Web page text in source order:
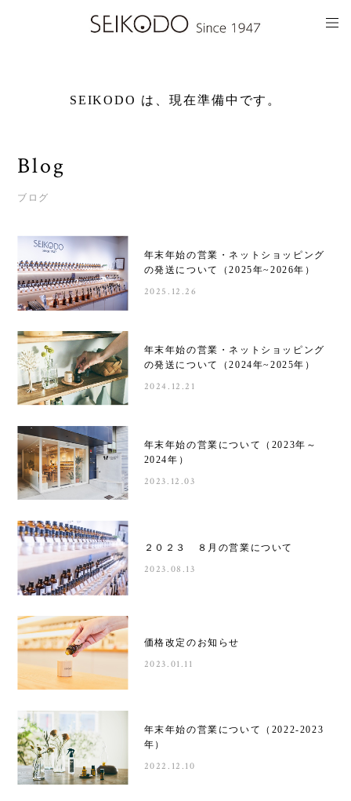
SEIKODO は、現在準備中です。
Blog
ブログ
年末年始の営業・ネットショッピング
の発送について（2025年~2026年）
2025.12.26
年末年始の営業・ネットショッピング
の発送について（2024年~2025年）
2024.12.21
年末年始の営業について（2023年～
2024年）
2023.12.03
２０２３ ８月の営業について
2023.08.13
価格改定のお知らせ
2023.01.11
年末年始の営業について（2022-2023
年）
2022.12.10